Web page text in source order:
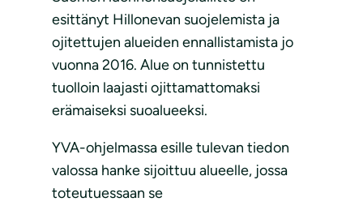
esittänyt Hillonevan suojelemista ja
ojitettujen alueiden ennallistamista jo
vuonna 2016. Alue on tunnistettu
tuolloin laajasti ojittamattomaksi
erämaiseksi suoalueeksi.
YVA-ohjelmassa esille tulevan tiedon
valossa hanke sijoittuu alueelle, jossa
toteutuessaan se